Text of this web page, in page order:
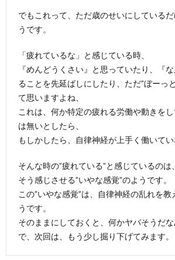
でもこれって、ただ歳のせいにしている
うです。
「疲れているな」と感じている時、
『めんどうくさい』と思っていたり、『
ることを先延ばしにしたり、ただ”ぼーっ
て思いますよね、
これは、何か特定の疲れる労働や動きを
は無いとしたら、
もしかしたら、自律神経が上手く働いてい
そんな時の”疲れている”と感じているのは
そう感じさせる”いやな感覚”のようです。
この”いやな感覚”は、自律神経の乱れを教
うです。
そのままにしておくと、何かヤバそうだ
で、次回は、もう少し掘り下げてみます。